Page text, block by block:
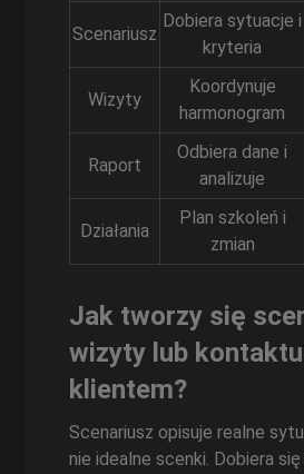
Scenariusz
Dobiera sytuacje i
kryteria
Wizyty
Koordynuje
harmonogram
Raport
Odbiera dane i
analizuje
Działania
Plan szkoleń i
zmian
Jak tworzy się
wizyty lub
klientem?
Scenariusz opisuje realne
nie idealne scenki. Dobiera